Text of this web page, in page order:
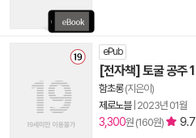
ePub
[전자책] 토굴 공주 1
함초롱(지은이)
제로노블| 2023년 01월
3,300원 (160원) 9.7